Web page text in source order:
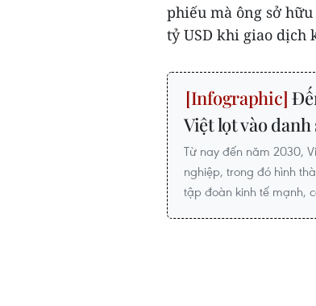
phiếu mà ông sở
tỷ USD khi giao dịch
Việt lọt vào
Từ nay đến năm 2030,
nghiệp, trong đó hình
tập đoàn kinh tế mạnh,